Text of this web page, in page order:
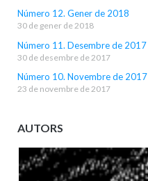
Número 12. Gener de 2018
30 de gener de 2018
Número 11. Desembre de 2017
30 de desembre de 2017
Número 10. Novembre de 2017
23 de novembre de 2017
AUTORS